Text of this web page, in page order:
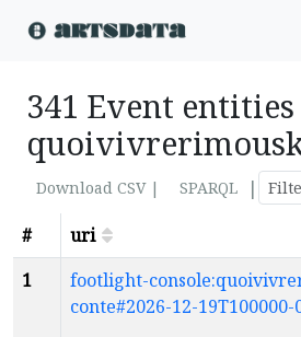
341 Event
Download CSV | SPARQL
|
#
uri
1
footlight-
conte#2026-12-19T100000-